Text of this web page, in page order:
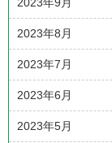
2023年8月
2023年7月
2023年6月
2023年5月